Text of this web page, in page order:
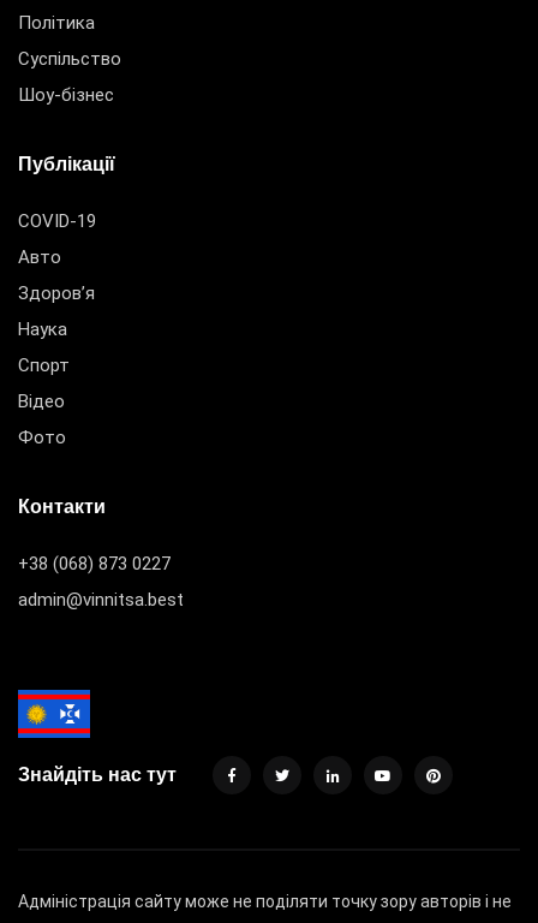
Політика
Суспільство
Шоу-бізнес
Публікації
COVID-19
Авто
Здоров’я
Наука
Спорт
Відео
Фото
Контакти
+38 (068) 873 0227
admin@vinnitsa.best
Знайдіть нас тут
Адміністрація сайту може не поділяти точку зору авторів і не